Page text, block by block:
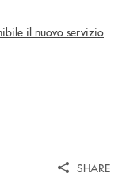
SHARE